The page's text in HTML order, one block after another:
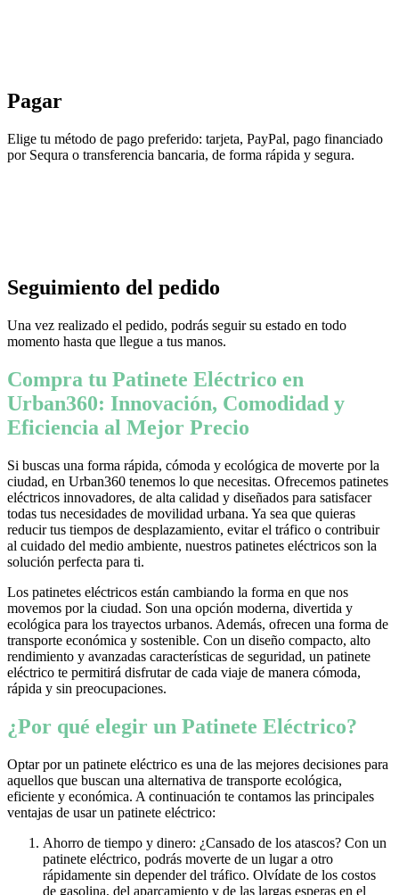
Pagar
Elige tu método de pago preferido: tarjeta, PayPal, pago financiado
por Sequra o transferencia bancaria, de forma rápida y segura.
Seguimiento del pedido
Una vez realizado el pedido, podrás seguir su estado en todo
momento hasta que llegue a tus manos.
Compra tu Patinete Eléctrico en
Urban360: Innovación, Comodidad y
Eficiencia al Mejor Precio
Si buscas una forma rápida, cómoda y ecológica de moverte por la
ciudad, en Urban360 tenemos lo que necesitas. Ofrecemos patinetes
eléctricos innovadores, de alta calidad y diseñados para satisfacer
todas tus necesidades de movilidad urbana. Ya sea que quieras
reducir tus tiempos de desplazamiento, evitar el tráfico o contribuir
al cuidado del medio ambiente, nuestros patinetes eléctricos son la
solución perfecta para ti.
Los patinetes eléctricos están cambiando la forma en que nos
movemos por la ciudad. Son una opción moderna, divertida y
ecológica para los trayectos urbanos. Además, ofrecen una forma de
transporte económica y sostenible. Con un diseño compacto, alto
rendimiento y avanzadas características de seguridad, un patinete
eléctrico te permitirá disfrutar de cada viaje de manera cómoda,
rápida y sin preocupaciones.
¿Por qué elegir un Patinete Eléctrico?
Optar por un patinete eléctrico es una de las mejores decisiones para
aquellos que buscan una alternativa de transporte ecológica,
eficiente y económica. A continuación te contamos las principales
ventajas de usar un patinete eléctrico:
Ahorro de tiempo y dinero: ¿Cansado de los atascos? Con un
patinete eléctrico, podrás moverte de un lugar a otro
rápidamente sin depender del tráfico. Olvídate de los costos
de gasolina, del aparcamiento y de las largas esperas en el